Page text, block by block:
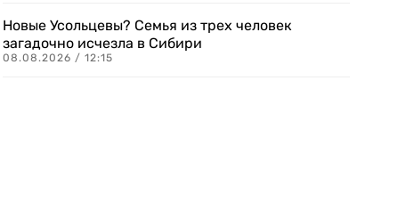
Новые Усольцевы? Семья из трех человек
загадочно исчезла в Сибири
08.08.2026 / 12:15